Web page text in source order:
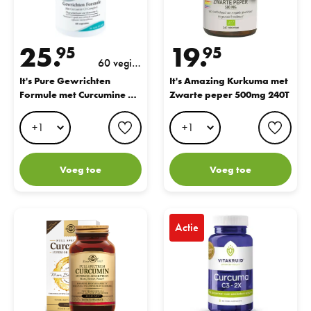
25.
95
60 vegi c
aps
It's Pure Gewrichten
Formule met Curcumine 60
Caps
favorite button
Voeg toe
19.
95
It's Amazing Kurkuma met
Zwarte peper 500mg 240T
Voeg toe
Vitakruid Curcuma C3-2X
Actie